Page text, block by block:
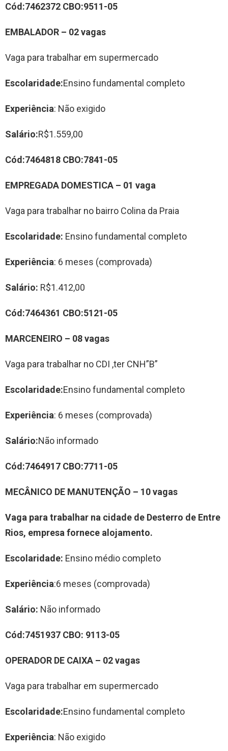
Cód:7462372 CBO:9511-05
EMBALADOR – 02vagas
Vaga para trabalhar em supermercado
Escolaridade:Ensino fundamental completo
Experiência: Não exigido
Salário:R$1.559,00
Cód:7464818 CBO:7841-05
EMPREGADA DOMESTICA – 01 vaga
Vaga para trabalhar no bairro Colina da Praia
Escolaridade: Ensino fundamental completo
Experiência: 6 meses (comprovada)
Salário: R$1.412,00
Cód:7464361 CBO:5121-05
MARCENEIRO – 08vagas
Vaga para trabalhar no CDI ,ter CNH”B”
Escolaridade:Ensino fundamental completo
Experiência: 6 meses (comprovada)
Salário:Não informado
Cód:7464917 CBO:7711-05
MECÂNICO DE MANUTENÇÃO – 10vagas
Vaga para trabalhar na cidade de Desterro de Entre
Rios, empresa fornece alojamento.
Escolaridade: Ensino médio completo
Experiência:6 meses (comprovada)
Salário: Não informado
Cód:7451937 CBO: 9113-05
OPERADOR DE CAIXA – 02vagas
Vaga para trabalhar em supermercado
Escolaridade:Ensino fundamental completo
Experiência: Não exigido